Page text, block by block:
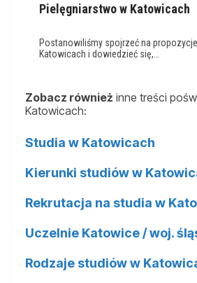
Pielęgniarstwo w Katowicach
Postanowiliśmy spojrzeć na
Katowicach i dowiedzieć się,…
Zobacz również inne treści
Katowicach:
Studia w Katowicach
Kierunki studiów w
Rekrutacja na studia w
Uczelnie Katowice / woj.
Rodzaje studiów w